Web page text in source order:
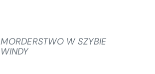
MORDERSTWO W SZYBIE
WINDY